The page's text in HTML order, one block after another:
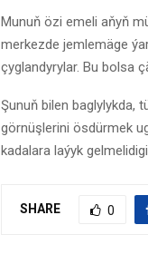
Munuň özi emeli aňyň
merkezde jemlemäge
çyglandyrylar. Bu bolsa
Şunuň bilen baglylykda,
görnüşlerini ösdürmek
kadalara laýyk
SHARE 0